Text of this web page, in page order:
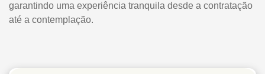
garantindo uma experiência tranquila desde a contratação
até a contemplação.